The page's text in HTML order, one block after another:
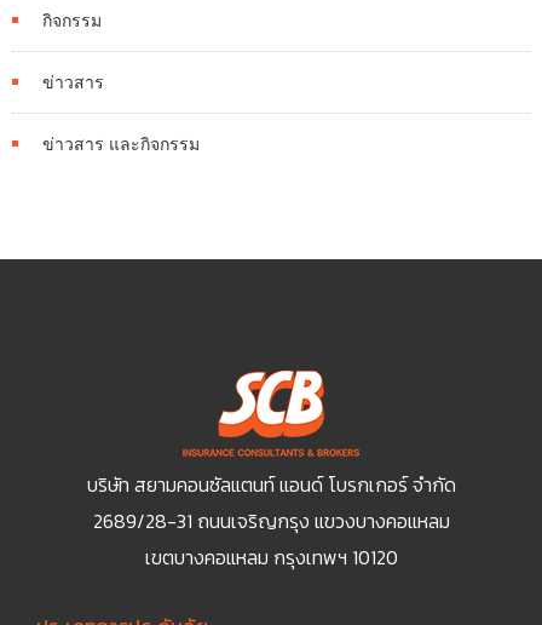
กิจกรรม
ข่าวสาร
ข่าวสาร และกิจกรรม
บริษัท สยามคอนซัลแตนท์ แอนด์ โบรกเกอร์ จำกัด
2689/28-31 ถนนเจริญกรุง แขวงบางคอแหลม
เขตบางคอแหลม กรุงเทพฯ 10120